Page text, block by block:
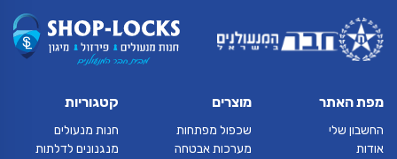
מפת האתר
החשבון שלי
אודות
מוצרים
שכפול מפתחות
מערכות אבטחה
קטגוריות
חנות מנעולים
מנגנונים לדלתות